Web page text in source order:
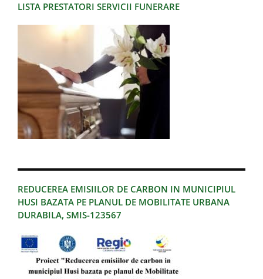
LISTA PRESTATORI SERVICII FUNERARE
REDUCEREA EMISIILOR DE CARBON IN MUNICIPIUL
HUSI BAZATA PE PLANUL DE MOBILITATE URBANA
DURABILA, SMIS-123567